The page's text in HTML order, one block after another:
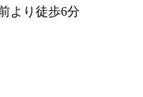
より徒歩6分